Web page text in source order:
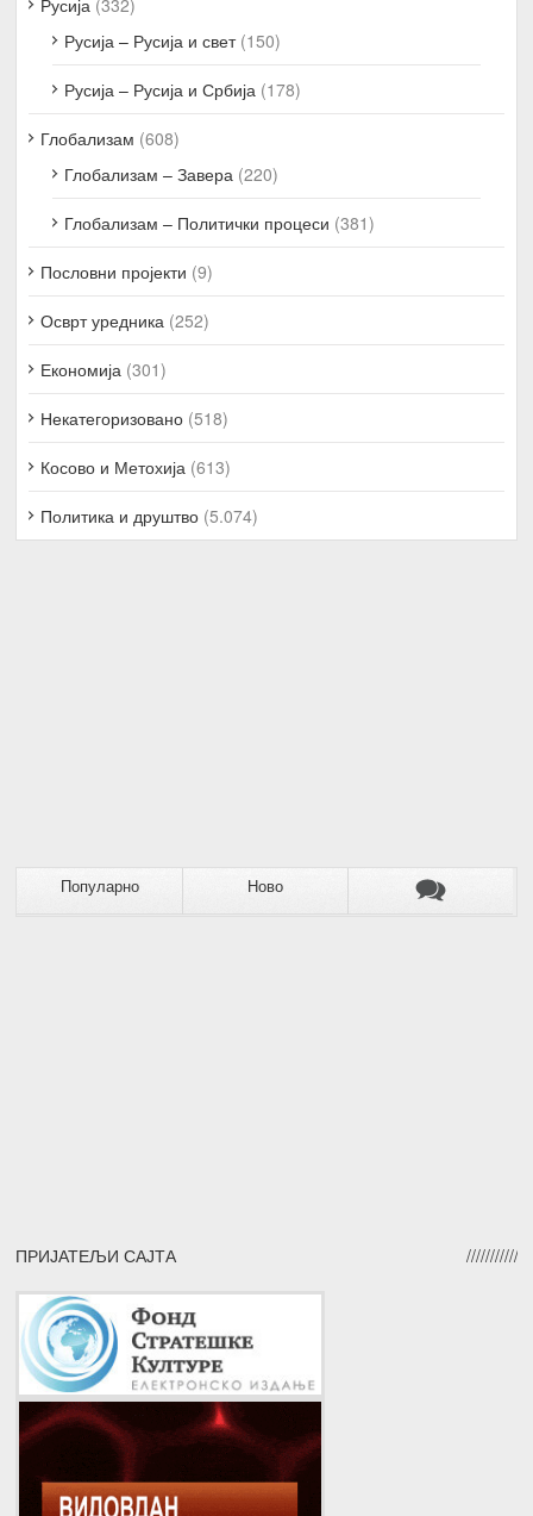
Русија – Русија и свет(150)
Русија – Русија и Србија (178)
Глобализам (608)
Глобализам – Завера (220)
Глобализам – Политички процеси (381)
Пословни пројекти (9)
Осврт уредника (252)
Економија (301)
Некатегоризовано (518)
Косово и Метохија (613)
Политика и друштво (5.074)
Популарно Ново
ПРИЈАТЕЉИ САЈТА